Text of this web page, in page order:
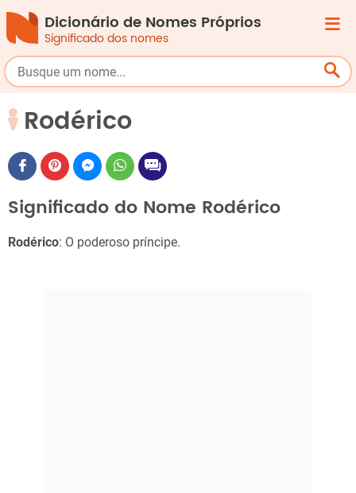
Dicionário de Nomes Próprios
Significado dos nomes
Rodérico
Significado do Nome Rodérico
Rodérico: O poderoso príncipe.